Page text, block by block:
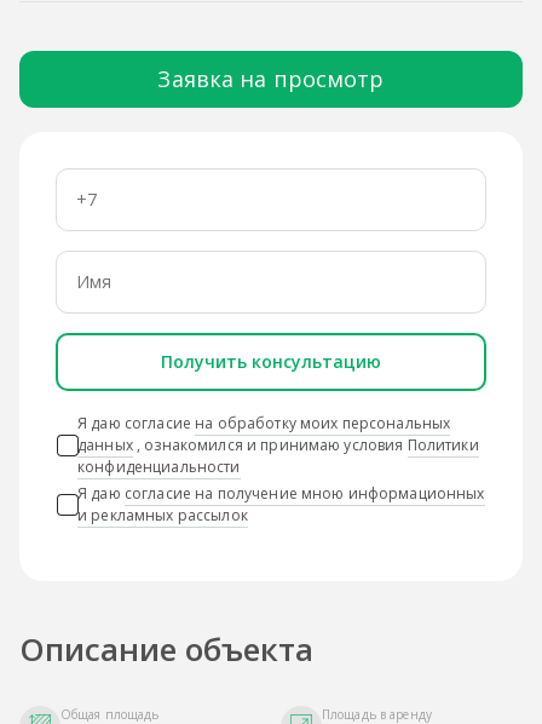
Заявка на просмотр
Получить консультацию
Я даю согласие на обработку моих персональных
данных, ознакомился и принимаю условия Политики
конфиденциальности
Я даю согласие на получение мною информационных
и рекламных рассылок
Описание объекта
Общая площадь Площадь в аренду